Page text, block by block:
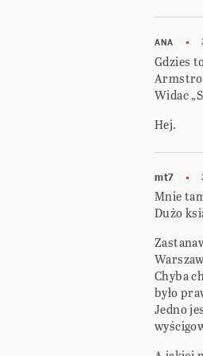
ANA
Gdzies
Widac
Hej.
mt7
Mnie
Dużo
Chyba
było
Jedno